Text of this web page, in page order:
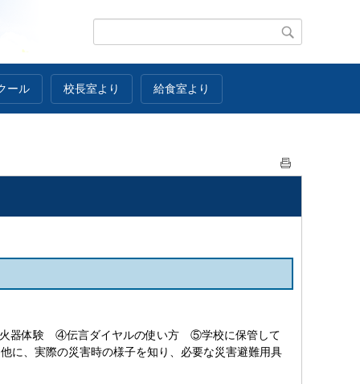
ール 校長室より 給食室より
器体験 ④伝言ダイヤルの使い方 ⑤学校に保管して
、実際の災害時の様子を知り、必要な災害避難用具